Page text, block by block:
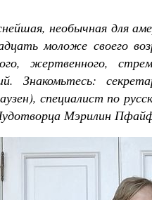
необычная для
моложе своего
жертвенного,
Знакомьтесь:
специалист по
Мэрилин